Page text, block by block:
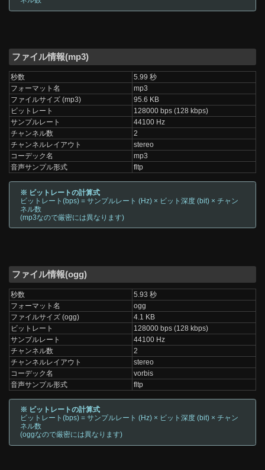
ファイル情報(mp3)
秒数
5.99 秒
フォーマット名
mp3
ファイルサイズ (mp3)
95.6 KB
ビットレート
128000 bps (128 kbps)
サンプルレート
44100 Hz
チャンネル数
2
チャンネルレイアウト
stereo
コーデック名
mp3
音声サンプル形式
fltp
※ ビットレートの計算式
ビットレート(bps) = サンプルレート (Hz) × ビット深度 (bit) × チャン
ネル数
(mp3なので厳密には異なります)
ファイル情報(ogg)
秒数
5.93 秒
フォーマット名
ogg
ファイルサイズ (ogg)
4.1 KB
ビットレート
128000 bps (128 kbps)
サンプルレート
44100 Hz
チャンネル数
2
チャンネルレイアウト
stereo
コーデック名
vorbis
音声サンプル形式
fltp
※ ビットレートの計算式
ビットレート(bps) = サンプルレート (Hz) × ビット深度 (bit) × チャン
ネル数
(oggなので厳密には異なります)